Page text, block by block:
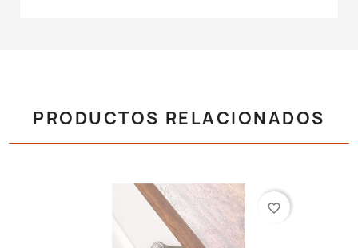
PRODUCTOS RELACIONADOS
favorite_border